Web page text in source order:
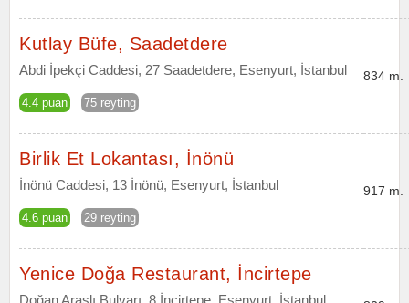
Kutlay Büfe, Saadetdere
Abdi İpekçi Caddesi, 27 Saadetdere, Esenyurt, İstanbul
4.4 puan 75 reyting
834 m.
Birlik Et Lokantası, İnönü
İnönü Caddesi, 13 İnönü, Esenyurt, İstanbul
4.6 puan 29 reyting
917 m.
Yenice Doğa Restaurant, İncirtepe
Doğan Araslı Bulvarı, 8 İncirtepe, Esenyurt, İstanbul